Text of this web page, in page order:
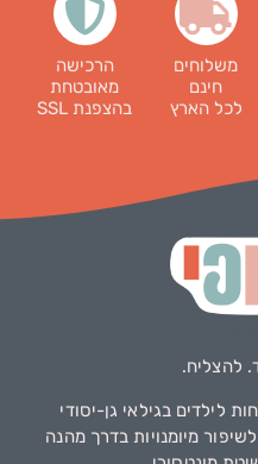
משלוחים
חינם
לכל הארץ
הרכישה
מאובטחת
בהצפנת SSL
להצליח.
לילדים בגילאי גן-יסודי
מיומנויות בדרך מהנה